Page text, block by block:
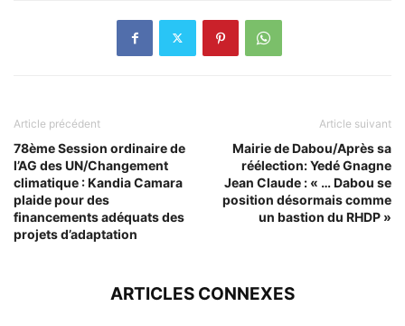
Article précédent
78ème Session ordinaire de
l’AG des UN/Changement
climatique : Kandia Camara
plaide pour des
financements adéquats des
projets d’adaptation
Article suivant
Mairie de Dabou/Après sa
réélection: Yedé Gnagne
Jean Claude : « … Dabou se
position désormais comme
un bastion du RHDP »
ARTICLES CONNEXES